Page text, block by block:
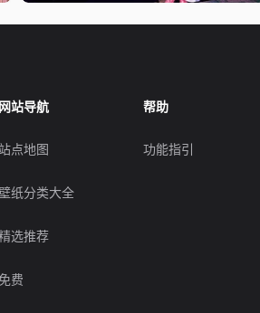
网站导航
点地图
纸分类大全
选推荐
免费
帮助
功能指引